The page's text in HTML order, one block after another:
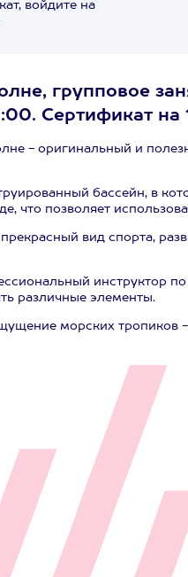
войдите на
групповое
Сертификат на
- оригинальный и
бассейн, в
что позволяет
вид спорта,
инструктор
различные элементы.
морских